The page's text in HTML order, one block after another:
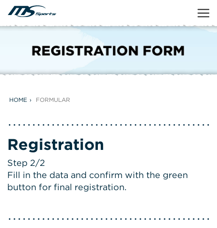
HOME FORMULAR
Registration
Step 2/2
Fill in the data and confirm with the green
button for final registration.